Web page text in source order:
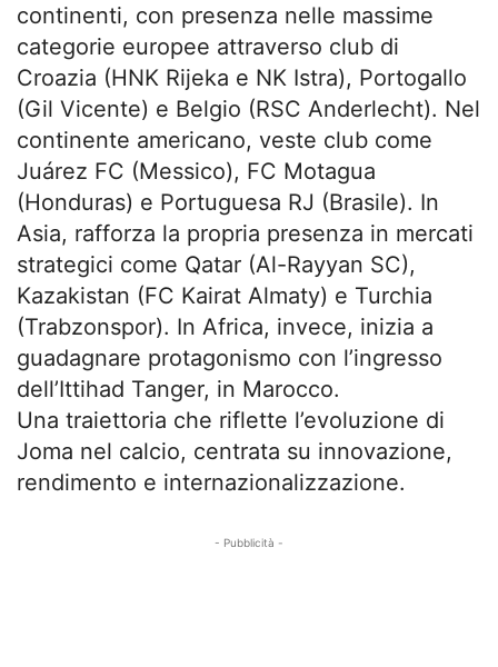
continenti, con presenza nelle massime
categorie europee attraverso club di
Croazia (HNK Rijeka e NK Istra), Portogallo
(Gil Vicente) e Belgio (RSC Anderlecht). Nel
continente americano, veste club come
Juárez FC (Messico), FC Motagua
(Honduras) e Portuguesa RJ (Brasile). In
Asia, rafforza la propria presenza in mercati
strategici come Qatar (Al-Rayyan SC),
Kazakistan (FC Kairat Almaty) e Turchia
(Trabzonspor). In Africa, invece, inizia a
guadagnare protagonismo con l’ingresso
dell’Ittihad Tanger, in Marocco.
Una traiettoria che riflette l’evoluzione di
Joma nel calcio, centrata su innovazione,
rendimento e internazionalizzazione.
- Pubblicità -